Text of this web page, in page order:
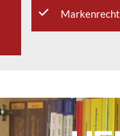
Markenrecht